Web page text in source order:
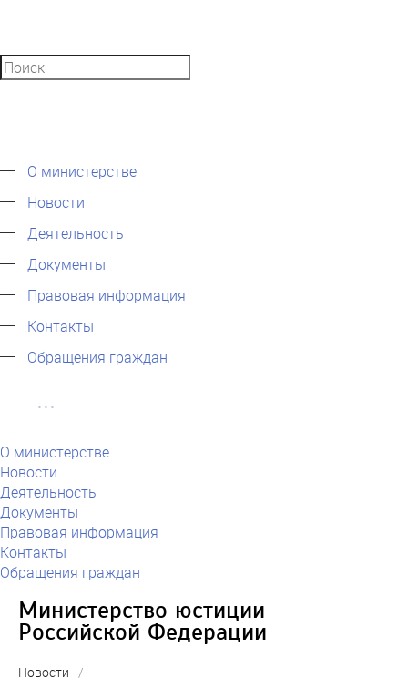
О министерстве
Новости
Деятельность
Документы
Правовая информация
Контакты
Обращения граждан
...
О министерстве
Новости
Деятельность
Документы
Правовая информация
Контакты
Обращения граждан
Министерство юстиции
Российской Федерации
Новости /